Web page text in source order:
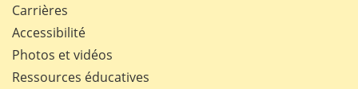
Carrières
Accessibilité
Photos et vidéos
Ressources éducatives